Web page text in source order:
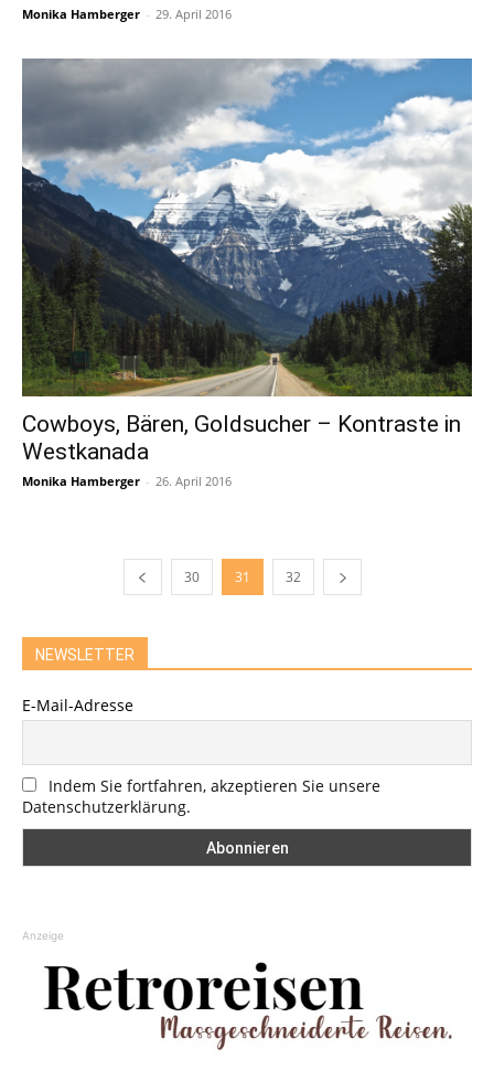
Monika Hamberger - 29. April 2016
Cowboys, Bären, Goldsucher – Kontraste in
Westkanada
Monika Hamberger - 26. April 2016
30 31 32
NEWSLETTER
E-Mail-Adresse
Indem Sie fortfahren, akzeptieren Sie unsere
Datenschutzerklärung.
Anzeige